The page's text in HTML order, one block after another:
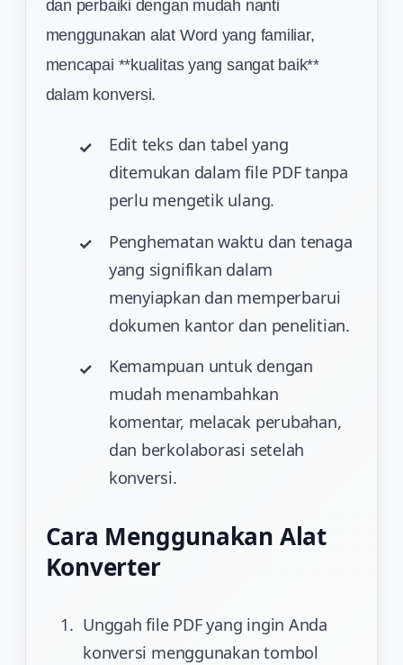
dan perbaiki dengan mudah nanti
menggunakan alat Word yang familiar,
mencapai **kualitas yang sangat baik**
dalam konversi.
Edit teks dan tabel yang
ditemukan dalam file PDF tanpa
perlu mengetik ulang.
Penghematan waktu dan tenaga
yang signifikan dalam
menyiapkan dan memperbarui
dokumen kantor dan penelitian.
Kemampuan untuk dengan
mudah menambahkan
komentar, melacak perubahan,
dan berkolaborasi setelah
konversi.
Cara Menggunakan Alat
Konverter
Unggah file PDF yang ingin Anda
konversi menggunakan tombol